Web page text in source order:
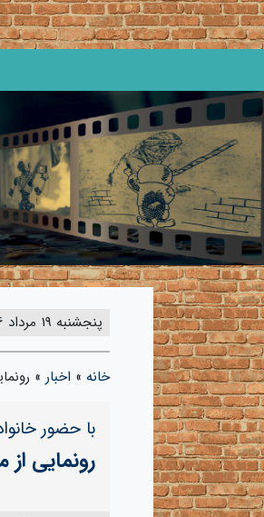
پنجشنبه 19 مرداد 1396، ساعت 13:23
خانه » اخبار »
با حضور
رونمایی